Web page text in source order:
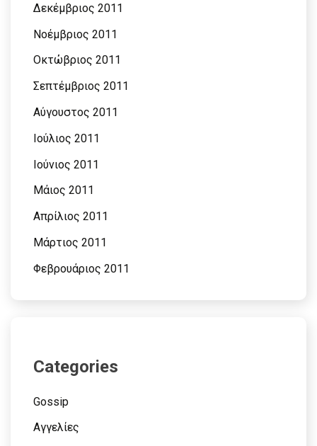
Δεκέμβριος 2011
Νοέμβριος 2011
Οκτώβριος 2011
Σεπτέμβριος 2011
Αύγουστος 2011
Ιούλιος 2011
Ιούνιος 2011
Μάιος 2011
Απρίλιος 2011
Μάρτιος 2011
Φεβρουάριος 2011
Categories
Gossip
Αγγελίες